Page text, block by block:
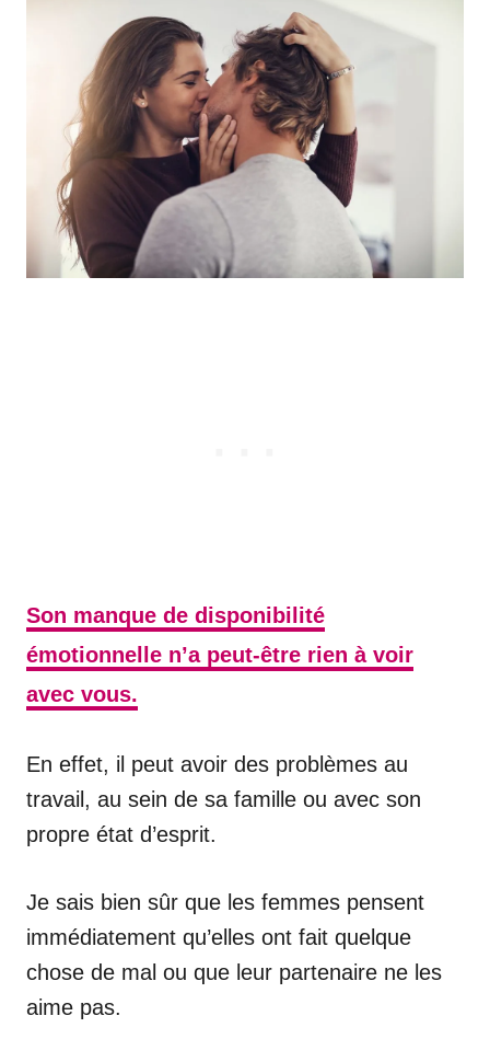
Son manque de disponibilité
émotionnelle n’a peut-être rien à voir
avec vous.
En effet, il peut avoir des problèmes au
travail, au sein de sa famille ou avec son
propre état d’esprit.
Je sais bien sûr que les femmes pensent
immédiatement qu’elles ont fait quelque
chose de mal ou que leur partenaire ne les
aime pas.